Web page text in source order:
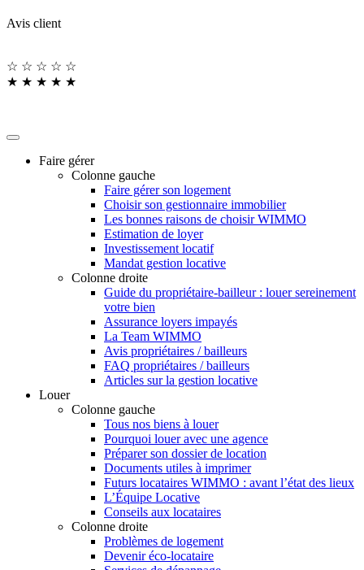
Avis client
☆ ☆ ☆ ☆ ☆
★ ★ ★ ★ ★
Faire gérer
Colonne gauche
Faire gérer son logement
Choisir son gestionnaire immobilier
Les bonnes raisons de choisir WIMMO
Estimation de loyer
Investissement locatif
Mandat gestion locative
Colonne droite
Guide du propriétaire-bailleur : louer sereinement
votre bien
Assurance loyers impayés
La Team WIMMO
Avis propriétaires / bailleurs
FAQ propriétaires / bailleurs
Articles sur la gestion locative
Louer
Colonne gauche
Tous nos biens à louer
Pourquoi louer avec une agence
Préparer son dossier de location
Documents utiles à imprimer
Futurs locataires WIMMO : avant l’état des lieux
L’Équipe Locative
Conseils aux locataires
Colonne droite
Problèmes de logement
Devenir éco-locataire